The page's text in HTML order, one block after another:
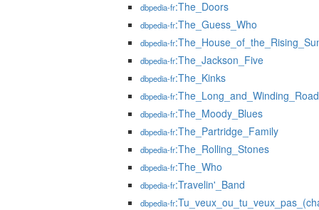
dbpedia-fr:The_Doors
dbpedia-fr:The_Guess_Who
dbpedia-fr
dbpedia-fr:The_Jackson_Five
dbpedia-fr:The_Kinks
dbpedia-fr:The_Long_and_Winding_Road
dbpedia-fr:The_Moody_Blues
dbpedia-fr:The_Partridge_Family
dbpedia-fr:The_Rolling_Stones
dbpedia-fr:The_Who
dbpedia-fr:Travelin'_Band
dbpedia-fr